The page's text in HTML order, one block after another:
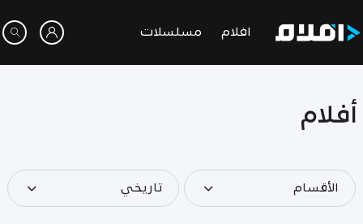
افلام مسلسلات
أفلام
الأقسام تاريخي